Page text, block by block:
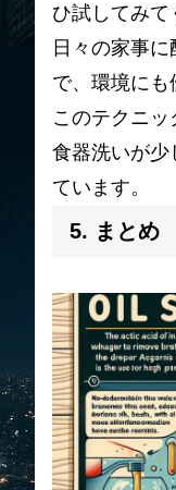
ひ試してみて
日々の家事
で、環境にも
このテクニ
食器洗いが少
ています。
5. まとめ